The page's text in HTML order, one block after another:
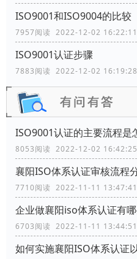
ISO9001和ISO9004的比较
7957阅读 2022-12-02 16:22:11
ISO9001认证步骤
7883阅读 2022-12-02 16:19:28
ISO9001认证的主要流程是
8053阅读 2022-12-02 16:42:25
襄阳ISO体系认证审核流程
7710阅读 2022-11-11 13:47:41
企业做襄阳iso体系认证有
6703阅读 2022-11-11 13:44:51
如何实施襄阳ISO体系认证